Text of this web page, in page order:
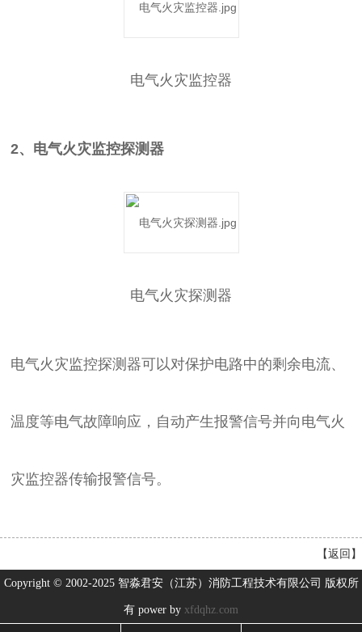
电气火灾监控器
2、电气火灾监控探测器
电气火灾探测器
电气火灾监控探测器可以对保护电路中的剩余电流、
温度等电气故障响应，自动产生报警信号并向电气火
灾监控器传输报警信号。
【返回 】
Copyright © 2002-2025 智淼君安（江苏）消防工程技术有限公司 版权所
有 power by xfdqhz.com